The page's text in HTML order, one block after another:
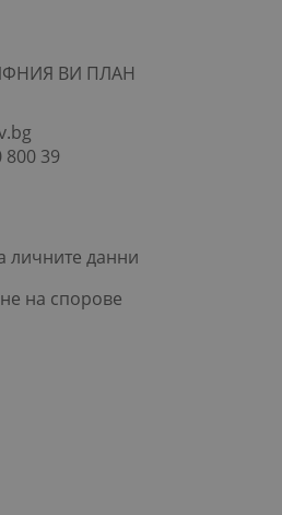
ВИ ПЛАН
800 39
личните данни
на спорове